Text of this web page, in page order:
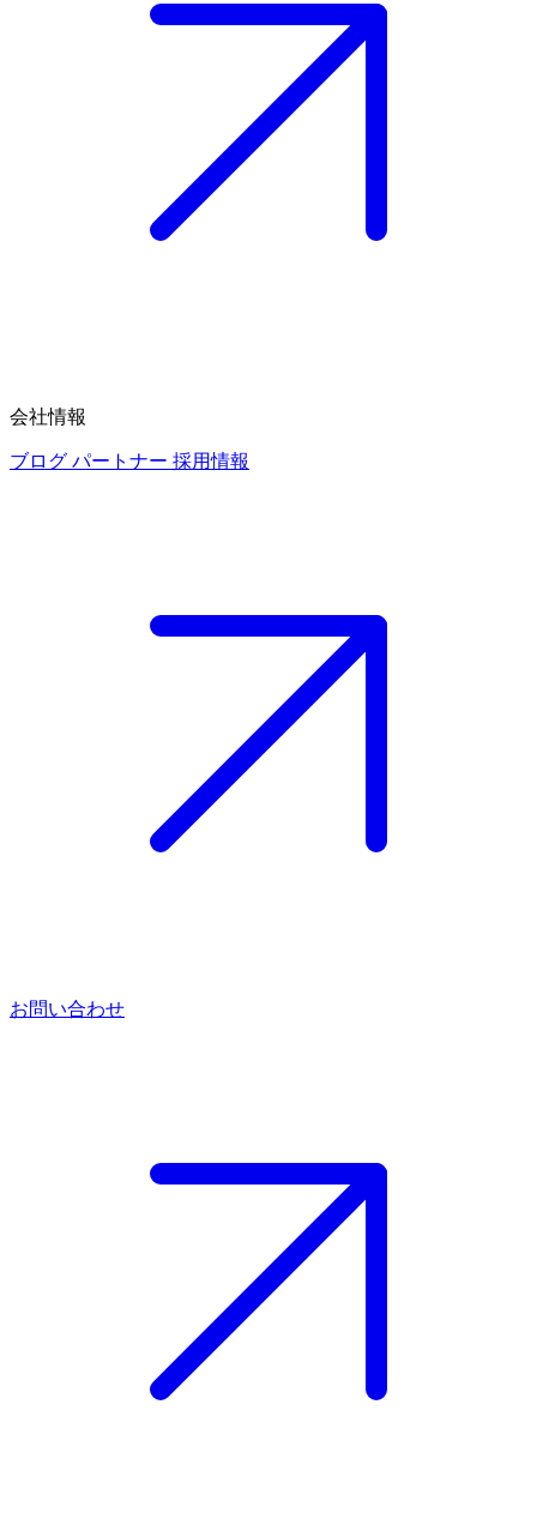
会社情報
ブログ パートナー 採用情報
お問い合わせ